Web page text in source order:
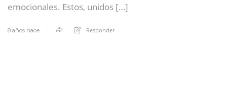
emocionales. Estos, unidos […]
8 años hace Responder